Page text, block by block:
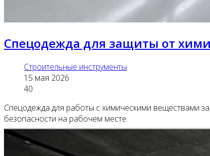
Спецодежда для защиты от
Строительные инструменты
15 мая 2026
40
Спецодежда для работы с химическими веществами
безопасности на рабочем месте.